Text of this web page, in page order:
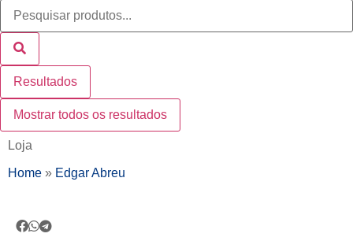
Resultados
Mostrar todos os resultados
Loja
Home » Edgar Abreu